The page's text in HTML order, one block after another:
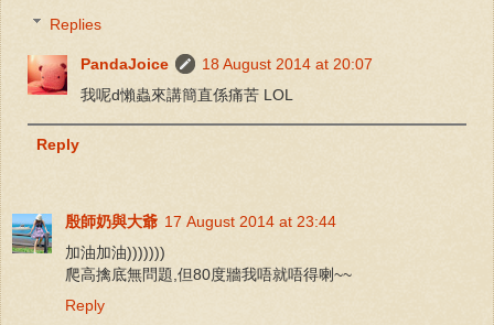
Replies
PandaJoice
18 August 2014 at 20:07
我呢d懶蟲來講簡直係痛苦 LOL
Reply
殷師奶與大爺 17 August 2014 at 23:44
加油加油)))))))
爬高擒底無問題,但80度牆我唔就唔得喇~~
Reply